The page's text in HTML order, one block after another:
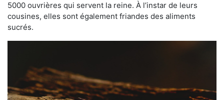
5000 ouvrières qui servent la reine. À l’instar de leurs
cousines, elles sont également friandes des aliments
sucrés.